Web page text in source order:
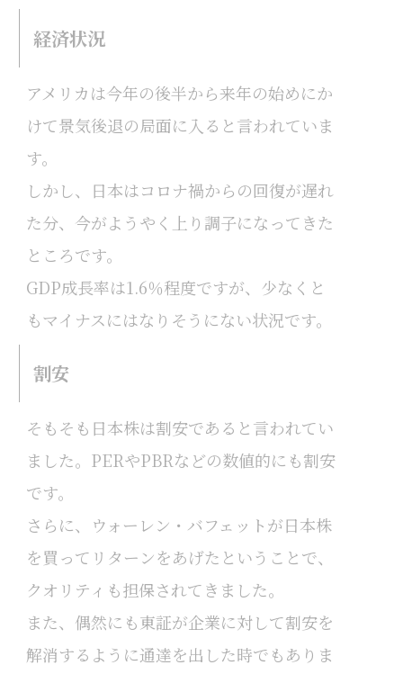
経済状況
アメリカは今年の後半から来年の始めにか
けて景気後退の局面に入ると言われていま
す。
しかし、日本はコロナ禍からの回復が遅れ
た分、今がようやく上り調子になってきた
ところです。
GDP成長率は1.6％程度ですが、少なくと
もマイナスにはなりそうにない状況です。
割安
そもそも日本株は割安であると言われてい
ました。PERやPBRなどの数値的にも割安
です。
さらに、ウォーレン・バフェットが日本株
を買ってリターンをあげたということで、
クオリティも担保されてきました。
また、偶然にも東証が企業に対して割安を
解消するように通達を出した時でもありま